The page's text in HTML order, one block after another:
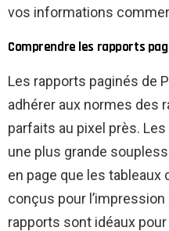
vos informations
Comprendre les rapports
Les rapports paginés de
adhérer aux normes des
parfaits au pixel près.
une plus grande
en page que les
conçus pour l’impression
rapports sont idéaux